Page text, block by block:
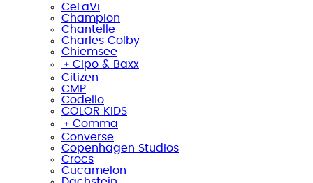
CeLaVi
Champion
Chantelle
Charles Colby
Chiemsee
﹢ Cipo & Baxx
Citizen
CMP
Codello
COLOR KIDS
﹢ Comma
Converse
Copenhagen Studios
Crocs
Cucamelon